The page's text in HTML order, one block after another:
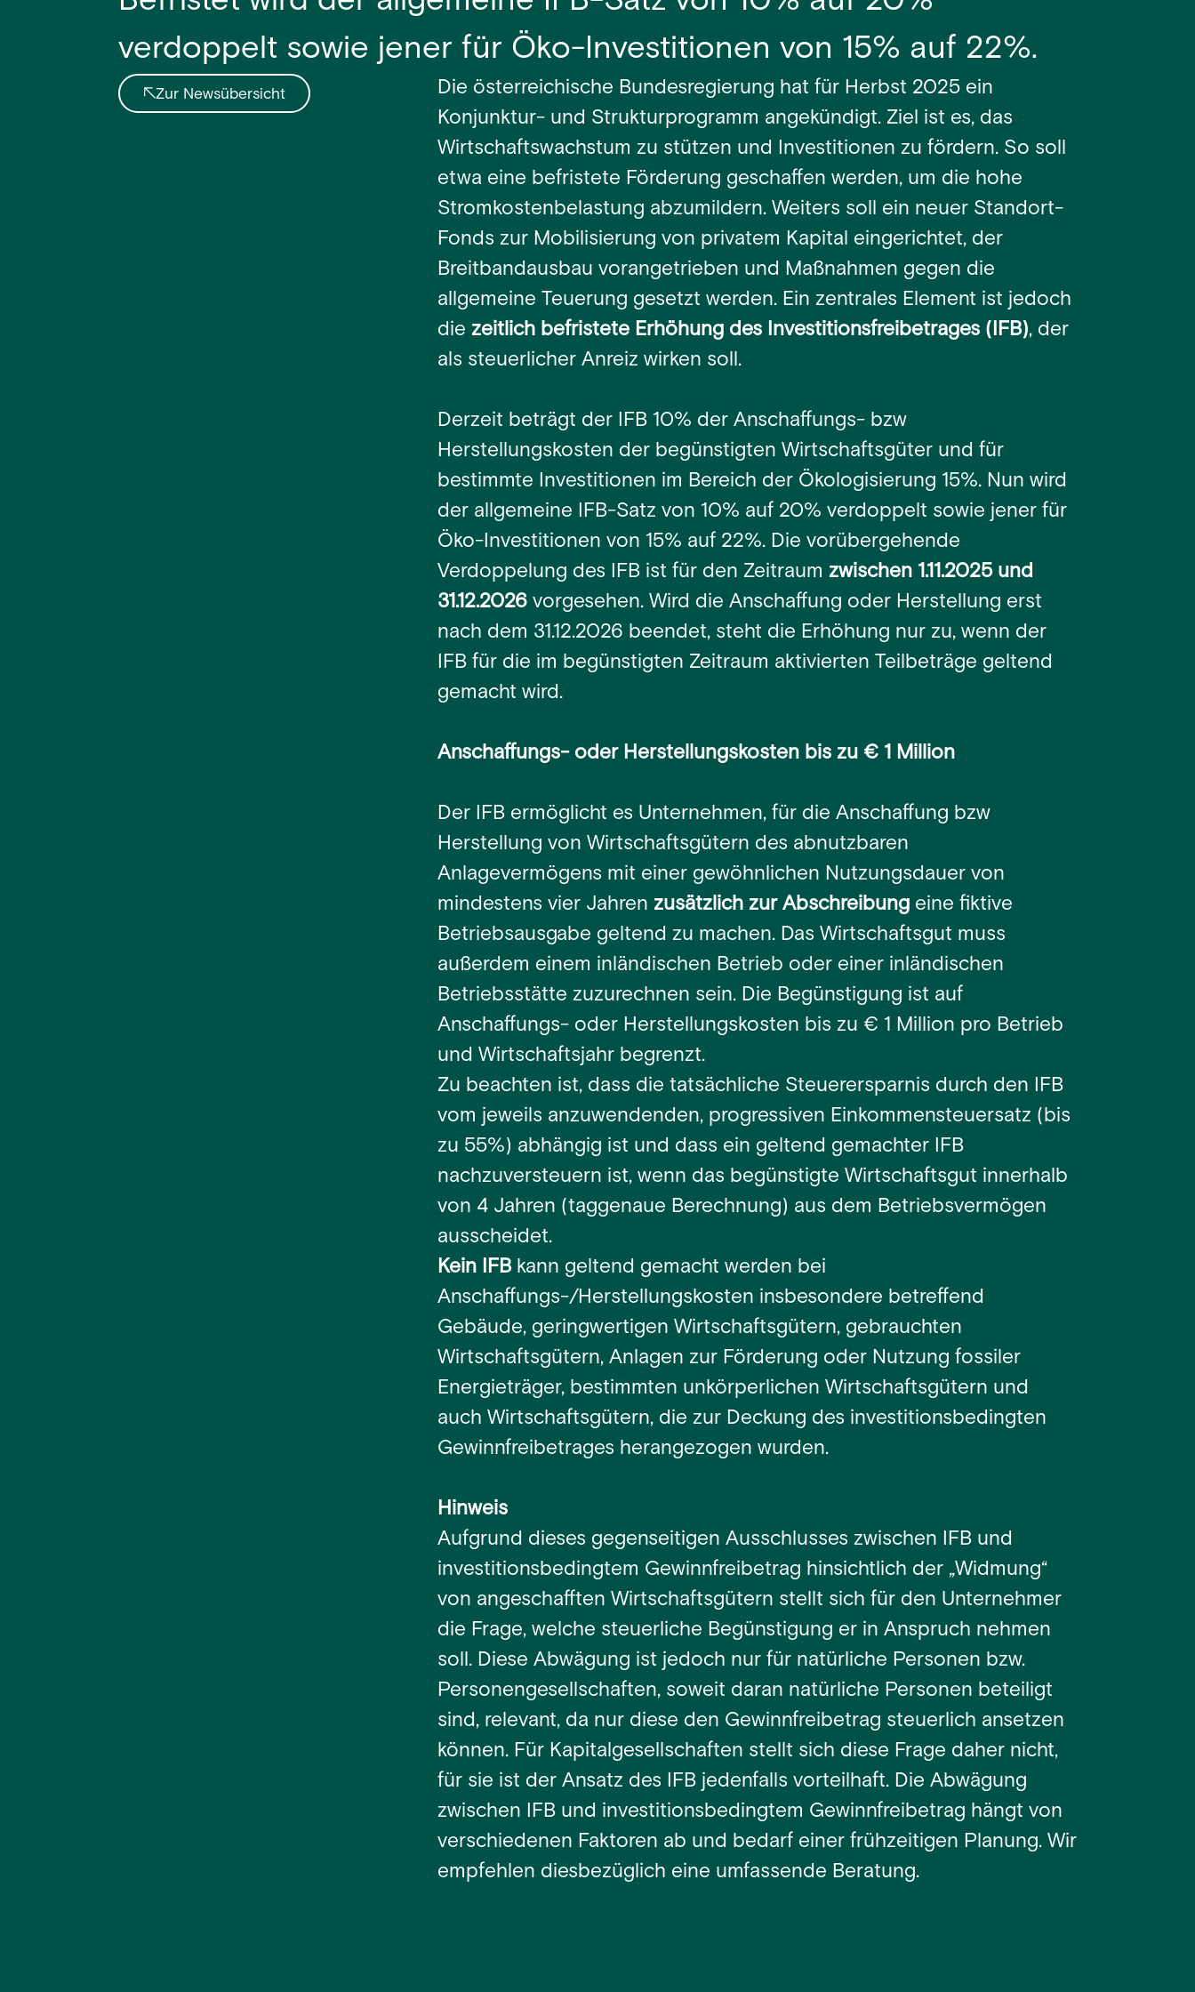
verdoppelt sowie jener für Öko-Investitionen von 15% auf 22%.
Zur Newsübersicht
Die österreichische Bundesregierung hat für Herbst 2025 ein
Konjunktur- und Strukturprogramm angekündigt. Ziel ist es, das
Wirtschaftswachstum zu stützen und Investitionen zu fördern. So soll
etwa eine befristete Förderung geschaffen werden, um die hohe
Stromkostenbelastung abzumildern. Weiters soll ein neuer Standort-
Fonds zur Mobilisierung von privatem Kapital eingerichtet, der
Breitbandausbau vorangetrieben und Maßnahmen gegen die
allgemeine Teuerung gesetzt werden. Ein zentrales Element ist jedoch
die zeitlich befristete Erhöhung des Investitionsfreibetrages (IFB), der
als steuerlicher Anreiz wirken soll.
Derzeit beträgt der IFB 10% der Anschaffungs- bzw
Herstellungskosten der begünstigten Wirtschaftsgüter und für
bestimmte Investitionen im Bereich der Ökologisierung 15%. Nun wird
der allgemeine IFB-Satz von 10% auf 20% verdoppelt sowie jener für
Öko-Investitionen von 15% auf 22%. Die vorübergehende
Verdoppelung des IFB ist für den Zeitraum zwischen 1.11.2025 und
31.12.2026 vorgesehen. Wird die Anschaffung oder Herstellung erst
nach dem 31.12.2026 beendet, steht die Erhöhung nur zu, wenn der
IFB für die im begünstigten Zeitraum aktivierten Teilbeträge geltend
gemacht wird.
Anschaffungs- oder Herstellungskosten bis zu € 1 Million
Der IFB ermöglicht es Unternehmen, für die Anschaffung bzw
Herstellung von Wirtschaftsgütern des abnutzbaren
Anlagevermögens mit einer gewöhnlichen Nutzungsdauer von
mindestens vier Jahren zusätzlich zur Abschreibung eine fiktive
Betriebsausgabe geltend zu machen. Das Wirtschaftsgut muss
außerdem einem inländischen Betrieb oder einer inländischen
Betriebsstätte zuzurechnen sein. Die Begünstigung ist auf
Anschaffungs- oder Herstellungskosten bis zu € 1 Million pro Betrieb
und Wirtschaftsjahr begrenzt.
Zu beachten ist, dass die tatsächliche Steuerersparnis durch den IFB
vom jeweils anzuwendenden, progressiven Einkommensteuersatz (bis
zu 55%) abhängig ist und dass ein geltend gemachter IFB
nachzuversteuern ist, wenn das begünstigte Wirtschaftsgut innerhalb
von 4 Jahren (taggenaue Berechnung) aus dem Betriebsvermögen
ausscheidet.
Kein IFBkann geltend gemacht werden bei
Anschaffungs-/Herstellungskosten insbesondere betreffend
Gebäude, geringwertigen Wirtschaftsgütern, gebrauchten
Wirtschaftsgütern, Anlagen zur Förderung oder Nutzung fossiler
Energieträger, bestimmten unkörperlichen Wirtschaftsgütern und
auch Wirtschaftsgütern, die zur Deckung des investitionsbedingten
Gewinnfreibetrages herangezogen wurden.
Hinweis
Aufgrund dieses gegenseitigen Ausschlusses zwischen IFB und
investitionsbedingtem Gewinnfreibetrag hinsichtlich der „Widmung“
von angeschafften Wirtschaftsgütern stellt sich für den Unternehmer
die Frage, welche steuerliche Begünstigung er in Anspruch nehmen
soll. Diese Abwägung ist jedoch nur für natürliche Personen bzw.
Personengesellschaften, soweit daran natürliche Personen beteiligt
sind, relevant, da nur diese den Gewinnfreibetrag steuerlich ansetzen
können. Für Kapitalgesellschaften stellt sich diese Frage daher nicht,
für sie ist der Ansatz des IFB jedenfalls vorteilhaft. Die Abwägung
zwischen IFB und investitionsbedingtem Gewinnfreibetrag hängt von
verschiedenen Faktoren ab und bedarf einer frühzeitigen Planung. Wir
empfehlen diesbezüglich eine umfassende Beratung.